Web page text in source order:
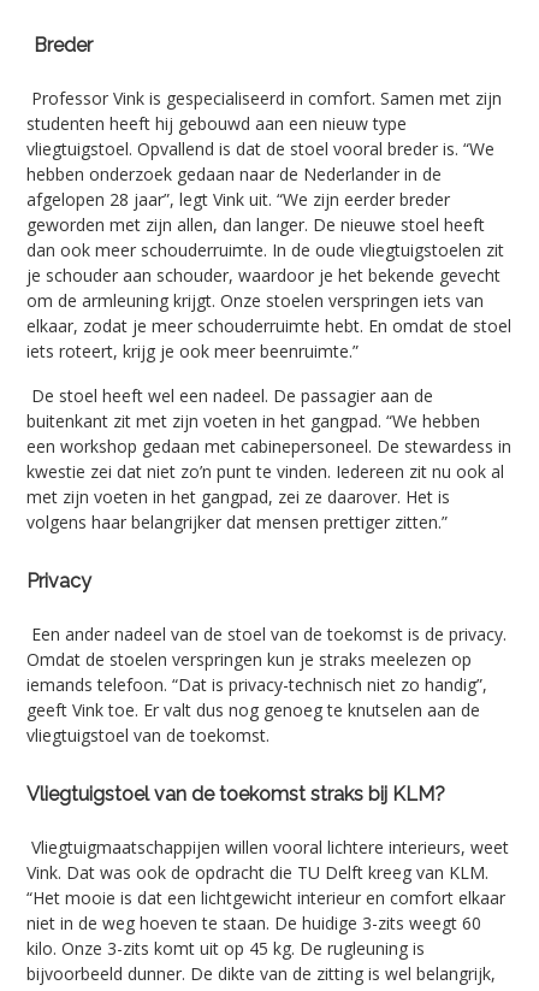
Breder
Professor Vink is gespecialiseerd in comfort. Samen met zijn
studenten heeft hij gebouwd aan een nieuw type
vliegtuigstoel. Opvallend is dat de stoel vooral breder is. “We
hebben onderzoek gedaan naar de Nederlander in de
afgelopen 28 jaar”, legt Vink uit. “We zijn eerder breder
geworden met zijn allen, dan langer. De nieuwe stoel heeft
dan ook meer schouderruimte. In de oude vliegtuigstoelen zit
je schouder aan schouder, waardoor je het bekende gevecht
om de armleuning krijgt. Onze stoelen verspringen iets van
elkaar, zodat je meer schouderruimte hebt. En omdat de stoel
iets roteert, krijg je ook meer beenruimte.”
De stoel heeft wel een nadeel. De passagier aan de
buitenkant zit met zijn voeten in het gangpad. “We hebben
een workshop gedaan met cabinepersoneel. De stewardess in
kwestie zei dat niet zo’n punt te vinden. Iedereen zit nu ook al
met zijn voeten in het gangpad, zei ze daarover. Het is
volgens haar belangrijker dat mensen prettiger zitten.”
Privacy
Een ander nadeel van de stoel van de toekomst is de privacy.
Omdat de stoelen verspringen kun je straks meelezen op
iemands telefoon. “Dat is privacy-technisch niet zo handig”,
geeft Vink toe. Er valt dus nog genoeg te knutselen aan de
vliegtuigstoel van de toekomst.
Vliegtuigstoel van de toekomst straks bij KLM?
Vliegtuigmaatschappijen willen vooral lichtere interieurs, weet
Vink. Dat was ook de opdracht die TU Delft kreeg van KLM.
“Het mooie is dat een lichtgewicht interieur en comfort elkaar
niet in de weg hoeven te staan. De huidige 3-zits weegt 60
kilo. Onze 3-zits komt uit op 45 kg. De rugleuning is
bijvoorbeeld dunner. De dikte van de zitting is wel belangrijk,